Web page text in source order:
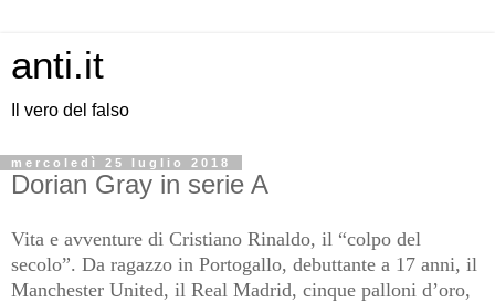
anti.it
Il vero del falso
mercoledì 25 luglio 2018
Dorian Gray in serie A
Vita e avventure di Cristiano Rinaldo, il “colpo del
secolo”. Da ragazzo in Portogallo, debuttante a 17 anni, il
Manchester United, il Real Madrid, cinque palloni d’oro,